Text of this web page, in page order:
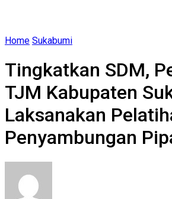
Home Sukabumi
Tingkatkan SDM,
TJM Kabupaten
Laksanakan
Penyambungan